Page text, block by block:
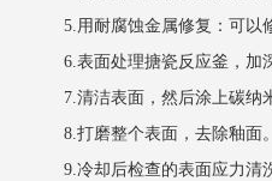
5.用耐腐蚀金属修复：可以修
6.表面处理搪瓷反应釜，加深
7.清洁表面，然后涂上碳纳米
8.打磨整个表面，去除釉面。
9.冷却后检查的表面应力清洗